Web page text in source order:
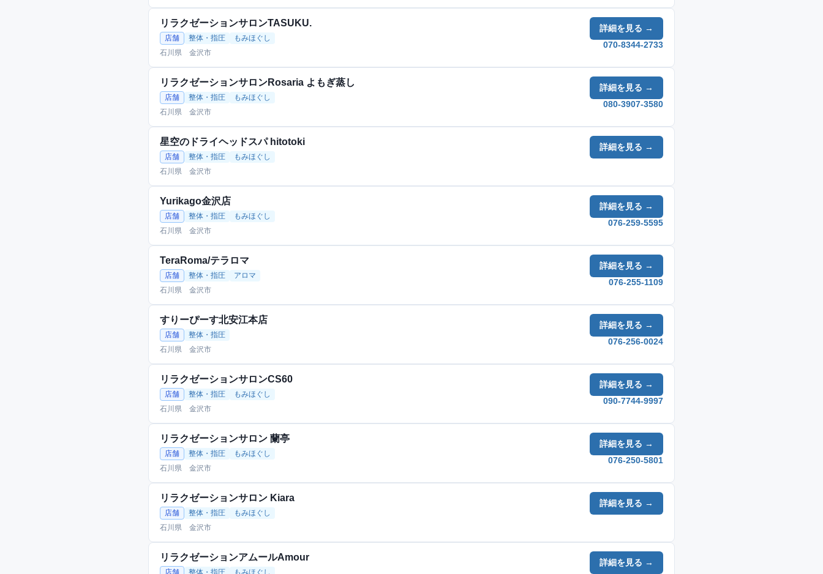
リラクゼーションサロンTASUKU.
店舗 整体・指圧 もみほぐし
石川県 金沢市
詳細を見る →
070-8344-2733
リラクゼーションサロンRosaria よもぎ蒸し
店舗 整体・指圧 もみほぐし
石川県 金沢市
詳細を見る →
080-3907-3580
星空のドライヘッドスパ hitotoki
店舗 整体・指圧 もみほぐし
石川県 金沢市
詳細を見る →
Yurikago金沢店
店舗 整体・指圧 もみほぐし
石川県 金沢市
詳細を見る →
076-259-5595
TeraRoma/テラロマ
店舗 整体・指圧 アロマ
石川県 金沢市
詳細を見る →
076-255-1109
すりーぴーす北安江本店
店舗 整体・指圧
石川県 金沢市
詳細を見る →
076-256-0024
リラクゼーションサロンCS60
店舗 整体・指圧 もみほぐし
石川県 金沢市
詳細を見る →
090-7744-9997
リラクゼーションサロン 蘭亭
店舗 整体・指圧 もみほぐし
石川県 金沢市
詳細を見る →
076-250-5801
リラクゼーションサロン Kiara
店舗 整体・指圧 もみほぐし
石川県 金沢市
詳細を見る →
リラクゼーションアムールAmour
店舗 整体・指圧 もみほぐし
詳細を見る →